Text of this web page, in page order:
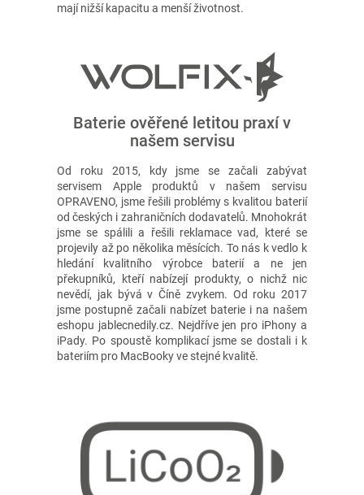
mají nižší kapacitu a menší životnost.
Baterie ověřené letitou praxí v
našem servisu
Od roku 2015, kdy jsme se začali zabývat
servisem Apple produktů v našem servisu
OPRAVENO, jsme řešili problémy s kvalitou baterií
od českých i zahraničních dodavatelů. Mnohokrát
jsme se spálili a řešili reklamace vad, které se
projevily až po několika měsících. To nás k vedlo k
hledání kvalitního výrobce baterií a ne jen
překupníků, kteří nabízejí produkty, o nichž nic
nevědí, jak bývá v Číně zvykem. Od roku 2017
jsme postupně začali nabízet baterie i na našem
eshopu jablecnedily.cz. Nejdříve jen pro iPhony a
iPady. Po spoustě komplikací jsme se dostali i k
bateriím pro MacBooky ve stejné kvalitě.